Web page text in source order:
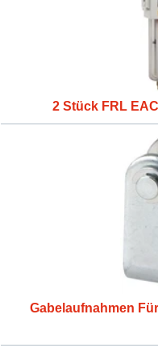
2 Stück FRL
Gabelaufnahmen